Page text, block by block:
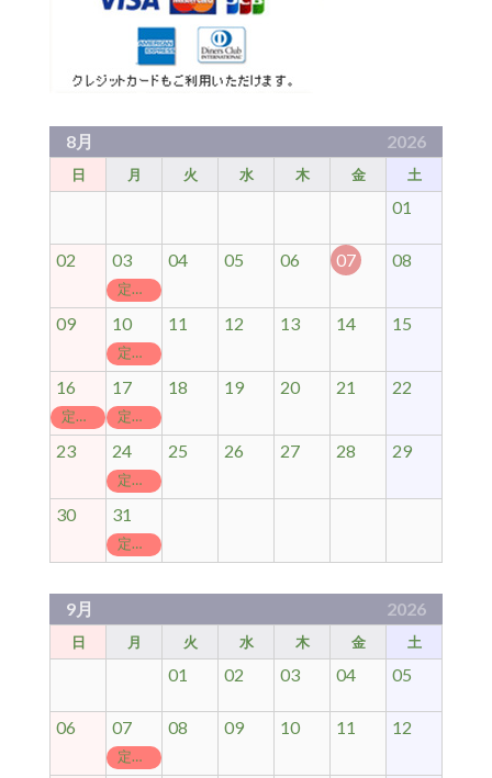
8月 2026
日 月 火 水 木 金 土
01
02 03
定休日
04 05 06 07 08
09 10
定休日
11 12 13 14 15
16
定休日
17
定休日
18 19 20 21 22
23 24
定休日
25 26 27 28 29
30 31
定休日
9月 2026
日 月 火 水 木 金 土
01 02 03 04 05
06 07
定休日
08 09 10 11 12